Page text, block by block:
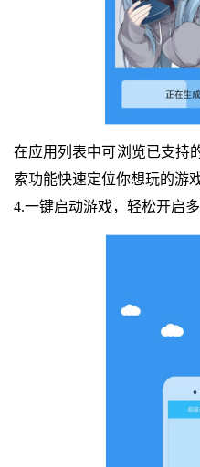
在应用列表中可浏览已支持
索功能快速定位你想玩的游
4.一键启动游戏，轻松开启多